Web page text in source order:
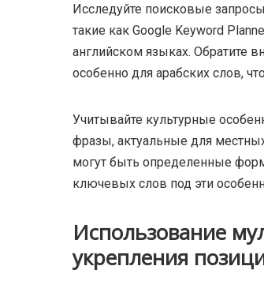
Исследуйте поисковые
такие как Google Keyword
английском языках. Обратите
особенно для арабских слов,
Учитывайте культурные
фразы, актуальные для
могут быть определенные
ключевых слов под эти
Использование
укрепления